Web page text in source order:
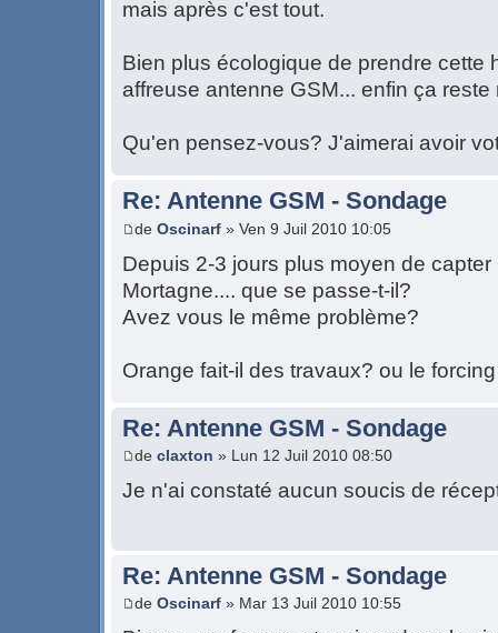
mais après c'est tout.
Bien plus écologique de prendre cette
affreuse antenne GSM... enfin ça
Qu'en pensez-vous? J'aimerai avoir
Re: Antenne GSM - Sondage
de Oscinarf » Ven 9 Juil 2010 10:05
Depuis 2-3 jours plus moyen de
Mortagne.... que se passe-t-il?
Avez vous le même problème?
Orange fait-il des travaux? ou le
Re: Antenne GSM - Sondage
de claxton » Lun 12 Juil 2010 08:50
Je n'ai constaté aucun soucis de
Re: Antenne GSM - Sondage
de Oscinarf » Mar 13 Juil 2010 10:55